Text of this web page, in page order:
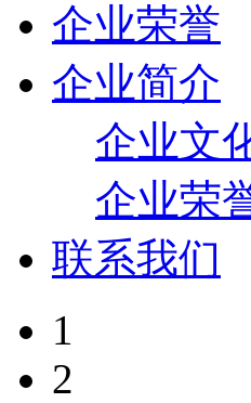
企业荣誉
企业简介
企业文
企业荣
联系我们
1
2